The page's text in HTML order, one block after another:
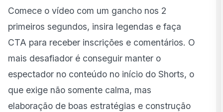
Comece o vídeo com um gancho nos 2
primeiros segundos, insira legendas e faça
CTA para receber inscrições e comentários. O
mais desafiador é conseguir manter o
espectador no conteúdo no início do Shorts, o
que exige não somente calma, mas
elaboração de boas estratégias e construção